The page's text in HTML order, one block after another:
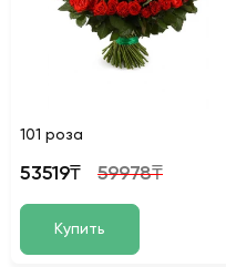
101 роза
53519₸ 59978₸
Купить